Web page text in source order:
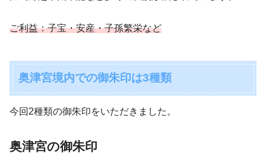
ご利益：子宝・安産・子孫繁栄など
奥津宮境内での御朱印は3種類
今回2種類の御朱印をいただきました。
奥津宮の御朱印